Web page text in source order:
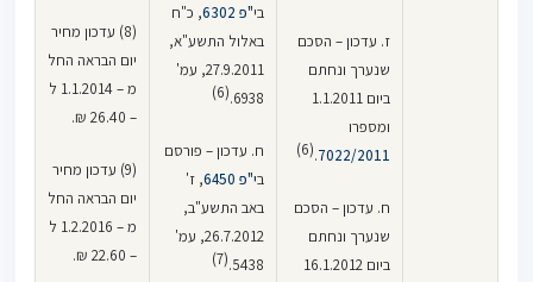
ז. עדכון – הסכם
שנערך ונחתם
ביום 1.1.2011
ומספרו
7022/2011
.
(6)
ח. עדכון – הסכם
שנערך ונחתם
ביום 16.1.2012
בי"פ 6302
, כ"ח
באלול התשע"א,
27.9.2011, עמ'
6938.
(6)
ח. עדכון – פורסם
בי"פ 6450
, ז'
באב התשע"ב,
26.7.2012, עמ'
5438.
(7)
(8) עדכון מחיר
יום הבראה החל
מ – 1.1.2014 ל
– 26.40 ₪.
(9) עדכון מחיר
יום הבראה החל
מ – 1.2.2016 ל
– 22.60 ₪.